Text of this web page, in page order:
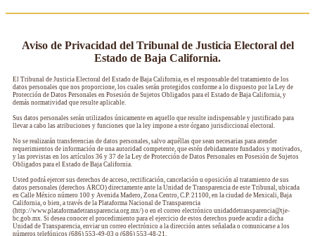
Aviso de Privacidad del Tribunal de Justicia Electoral del
Estado de Baja California.
El Tribunal de Justicia Electoral del Estado de Baja California, es el responsable del tratamiento de los
datos personales que nos proporcione, los cuales serán protegidos conforme a lo dispuesto por la Ley de
Protección de Datos Personales en Posesión de Sujetos Obligados para el Estado de Baja California, y
demás normatividad que resulte aplicable.
Sus datos personales serán utilizados únicamente en aquello que resulte indispensable y justificado para
llevar a cabo las atribuciones y funciones que la ley impone a este órgano jurisdiccional electoral.
No se realizarán transferencias de datos personales, salvo aquéllas que sean necesarias para atender
requerimientos de información de una autoridad competente, que estén debidamente fundados y motivados,
y las previstas en los artículos 36 y 37 de la Ley de Protección de Datos Personales en Posesión de Sujetos
Obligados para el Estado de Baja California.
Usted podrá ejercer sus derechos de acceso, rectificación, cancelación u oposición al tratamiento de sus
datos personales (derechos ARCO) directamente ante la Unidad de Transparencia de este Tribunal, ubicada
en Calle México número 100 y Avenida Madero, Zona Centro, C.P. 21100, en la ciudad de Mexicali, Baja
California, o bien, a través de la Plataforma Nacional de Transparencia
(http://www.plataformadetransparencia.org.mx/) o en el correo electrónico unidaddetransparencia@tje-
bc.gob.mx. Si desea conocer el procedimiento para el ejercicio de estos derechos puede acudir a dicha
Unidad de Transparencia, enviar un correo electrónico a la dirección antes señalada o comunicarse a los
números telefónicos (686) 553-49-03 o (686) 553-48-21.